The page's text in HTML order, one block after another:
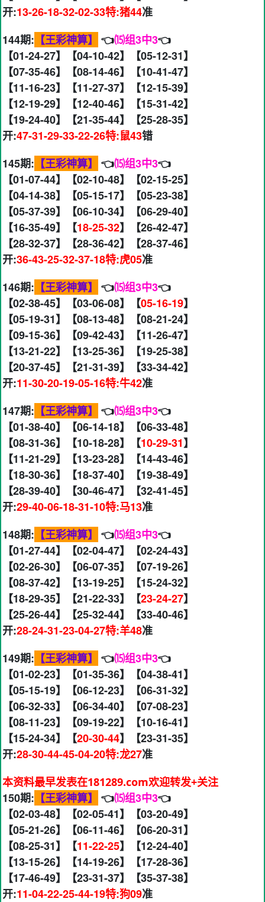
开:13-26-18-32-02-33特:猪44准
144期: 【王彩神算】 👈⒂组3中3👈
【01-24-27】【04-10-42】【05-12-31】
【07-35-46】【08-14-46】【10-41-47】
【11-16-23】【11-27-37】【12-15-39】
【12-19-29】【12-40-46】【15-31-42】
【19-24-40】【21-35-44】【25-28-35】
开:47-31-29-33-22-26特:鼠43错
145期: 【王彩神算】 👈⒂组3中3👈
【01-07-44】【02-10-48】【02-15-25】
【04-14-38】【05-15-17】【05-23-38】
【05-37-39】【06-10-34】【06-29-40】
【16-35-49】【18-25-32】【26-42-47】
【28-32-37】【28-36-42】【28-37-46】
开:36-43-25-32-37-18特:虎05准
146期: 【王彩神算】 👈⒂组3中3👈
【02-38-45】【03-06-08】【05-16-19】
【05-19-31】【08-13-48】【08-21-24】
【09-15-36】【09-42-43】【11-26-47】
【13-21-22】【13-25-36】【19-25-38】
【20-37-45】【21-31-39】【33-34-42】
开:11-30-20-19-05-16特:牛42准
147期: 【王彩神算】 👈⒂组3中3👈
【01-38-40】【06-14-18】【06-33-48】
【08-31-36】【10-18-28】【10-29-31】
【11-21-29】【13-23-28】【14-43-46】
【18-30-36】【18-37-40】【19-38-49】
【28-39-40】【30-46-47】【32-41-45】
开:29-40-06-18-31-10特:马13准
148期: 【王彩神算】 👈⒂组3中3👈
【01-27-44】【02-04-47】【02-24-43】
【02-26-30】【06-07-35】【07-19-26】
【08-37-42】【13-19-25】【15-24-32】
【18-29-35】【21-22-33】【23-24-27】
【25-26-44】【25-32-44】【33-40-46】
开:28-24-31-23-04-27特:羊48准
149期: 【王彩神算】 👈⒂组3中3👈
【01-02-23】【01-35-36】【04-38-41】
【05-15-19】【06-12-23】【06-31-32】
【06-32-33】【06-34-40】【07-08-23】
【08-11-23】【09-19-22】【10-16-41】
【15-24-34】【20-30-44】【23-31-35】
开:28-30-44-45-04-20特:龙27准
本资料最早发表在181289.com欢迎转发+关注
150期: 【王彩神算】 👈⒂组3中3👈
【02-03-48】【02-05-41】【03-20-49】
【05-21-26】【06-11-46】【06-20-31】
【08-25-31】【11-22-25】【12-24-40】
【13-15-26】【14-19-26】【17-28-36】
【17-46-49】【23-31-37】【35-37-38】
开:11-04-22-25-44-19特:狗09准